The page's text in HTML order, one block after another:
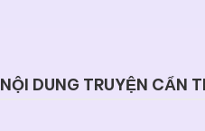
NỘI DUNG TRUYỆN CẨN